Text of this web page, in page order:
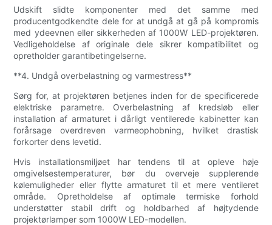
Udskift slidte komponenter med det samme med
producentgodkendte dele for at undgå at gå på kompromis
med ydeevnen eller sikkerheden af ​​1000W LED-projektøren.
Vedligeholdelse af originale dele sikrer kompatibilitet og
opretholder garantibetingelserne.
**4. Undgå overbelastning og varmestress**
Sørg for, at projektøren betjenes inden for de specificerede
elektriske parametre. Overbelastning af kredsløb eller
installation af armaturet i dårligt ventilerede kabinetter kan
forårsage overdreven varmeophobning, hvilket drastisk
forkorter dens levetid.
Hvis installationsmiljøet har tendens til at opleve høje
omgivelsestemperaturer, bør du overveje supplerende
kølemuligheder eller flytte armaturet til et mere ventileret
område. Opretholdelse af optimale termiske forhold
understøtter stabil drift og holdbarhed af højtydende
projektørlamper som 1000W LED-modellen.